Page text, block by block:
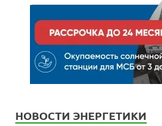
НОВОСТИ ЭНЕРГЕТИКИ